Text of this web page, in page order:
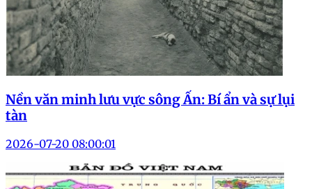
Nền văn minh lưu vực sông Ấn: Bí ẩn và sự lụi
tàn
2026-07-20 08:00:01